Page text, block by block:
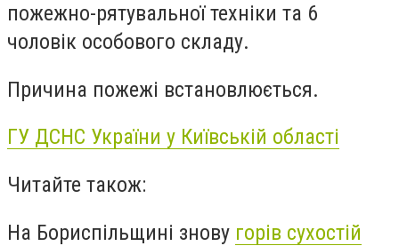
пожежно-рятувальної техніки та 6
чоловік особового складу.
Причина пожежі встановлюється.
ГУ ДСНС України у Київській області
Читайте також:
На Бориспільщині знову горів сухостій